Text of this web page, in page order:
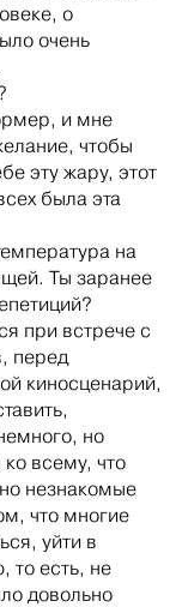
о
очень
и мне
чтобы
эту жару, этот
была эта
на
Ты заранее
при встрече с
перед
киносценарий,
но
всему, что
незнакомые
что многие
уйти в
то есть, не
довольно